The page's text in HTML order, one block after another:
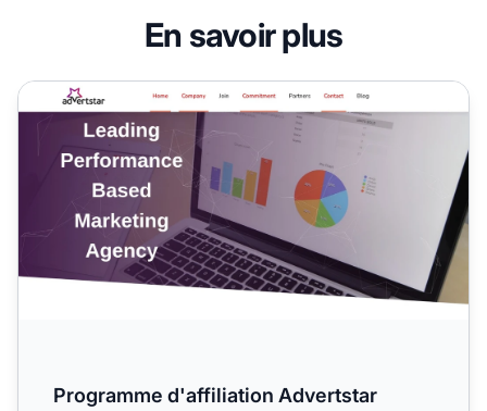
En savoir plus
Programme d'affiliation Advertstar
Programme d'affiliation Advertstar